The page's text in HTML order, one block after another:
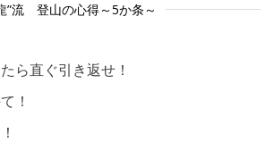
”流 登山の心得～5か条～
ら直ぐ引き返せ！
！